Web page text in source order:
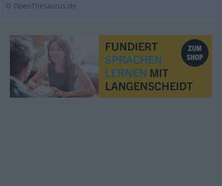
© OpenThesaurus.de